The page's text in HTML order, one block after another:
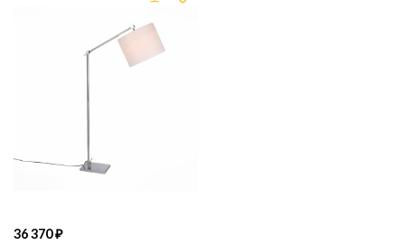
36 370